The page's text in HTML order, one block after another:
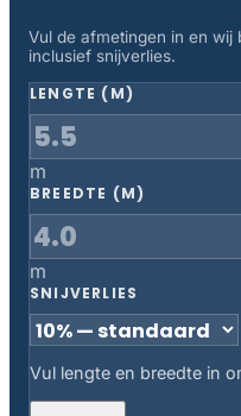
Vul de afmetingen in en wij
inclusief snijverlies.
LENGTE (M)
m
BREEDTE (M)
m
SNIJVERLIES
Vul lengte en breedte in